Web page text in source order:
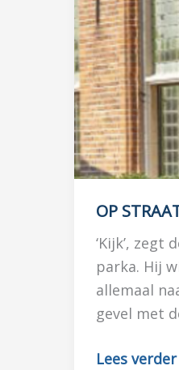
OP
‘Kijk’, zegt
parka. Hij
allemaal
gevel met
OP
Lees verder